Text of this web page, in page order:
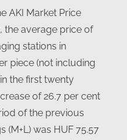
AKI Market Price
the average price of
stations in
piece (not including
the first twenty
of 26.7 per cent
of the previous
(M+L) was HUF 75.57